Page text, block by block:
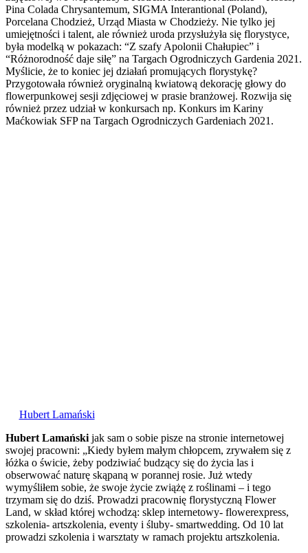
Pina Colada Chrysantemum, SIGMA Interantional (Poland),
Porcelana Chodzież, Urząd Miasta w Chodzieży. Nie tylko jej
umiejętności i talent, ale również uroda przysłużyła się florystyce,
była modelką w pokazach: “Z szafy Apolonii Chałupiec” i
“Różnorodność daje siłę” na Targach Ogrodniczych Gardenia 2021.
Myślicie, że to koniec jej działań promujących florystykę?
Przygotowała również oryginalną kwiatową dekorację głowy do
flowerpunkowej sesji zdjęciowej w prasie branżowej. Rozwija się
również przez udział w konkursach np. Konkurs im Kariny
Maćkowiak SFP na Targach Ogrodniczych Gardeniach 2021.
Hubert Lamański
Hubert Lamański jak sam o sobie pisze na stronie internetowej
swojej pracowni: „Kiedy byłem małym chłopcem, zrywałem się z
łóżka o świcie, żeby podziwiać budzący się do życia las i
obserwować naturę skąpaną w porannej rosie. Już wtedy
wymyśliłem sobie, że swoje życie zwiążę z roślinami – i tego
trzymam się do dziś. Prowadzi pracownię florystyczną Flower
Land, w skład której wchodzą: sklep internetowy- flowerexpress,
szkolenia- artszkolenia, eventy i śluby- smartwedding. Od 10 lat
prowadzi szkolenia i warsztaty w ramach projektu artszkolenia.